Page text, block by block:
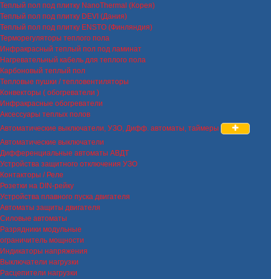
Теплый пол под плитку NanoThermal (Корея)
Теплый пол под плитку DEVI (Дания)
Теплый пол под плитку ENSTO (Финляндия)
Терморегуляторы теплого пола
Инфракрасный теплый пол под ламинат
Нагревательный кабель для теплого пола
Карбоновый теплый пол
Тепловые пушки / тепловентиляторы
Конвекторы ( обогреватели )
Инфракрасные обогреватели
Аксессуары теплых полов
Автоматические выключатели, УЗО, Дифф. автоматы, таймеры
Автоматические выключатели
Дифференциальные автоматы АВДТ
Устройства защитного отключения УЗО
Контакторы / Реле
Розетки на DIN-рейку
Устройства плавного пуска двигателя
Автоматы защиты двигателя
Силовые автоматы
Разрядники модульные
ограничитель мощности
Индикаторы напряжения
Выключатели нагрузки
Расцепители нагрузки